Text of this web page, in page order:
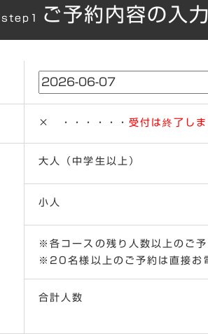
step1 ご予約内容の入力
× ・・・・・・ 受付は終了しま
大人（中学生以上）
小人
※各コースの残り人数以上のご
※20名様以上のご予約は直接お
合計人数